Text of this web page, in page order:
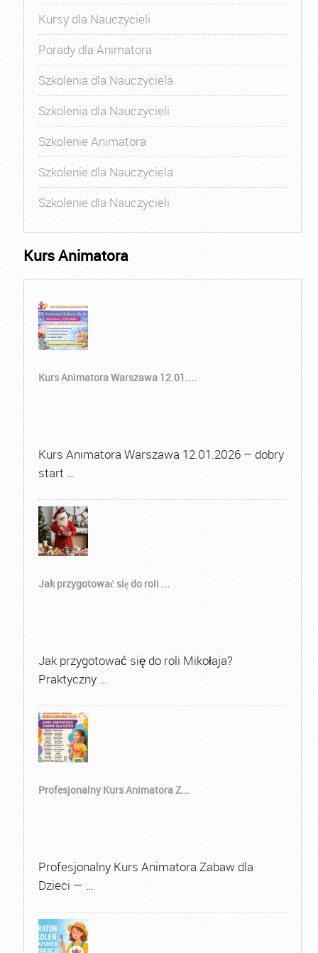
Kursy dla Nauczycieli
Porady dla Animatora
Szkolenia dla Nauczyciela
Szkolenia dla Nauczycieli
Szkolenie Animatora
Szkolenie dla Nauczyciela
Szkolenie dla Nauczycieli
Kurs Animatora
Kurs Animatora Warszawa 12.01....
Kurs Animatora Warszawa 12.01.2026 – dobry
start …
Jak przygotować się do roli ...
Jak przygotować się do roli Mikołaja?
Praktyczny …
Profesjonalny Kurs Animatora Z...
Profesjonalny Kurs Animatora Zabaw dla
Dzieci — …